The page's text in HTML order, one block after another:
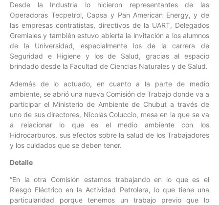
Desde la Industria lo hicieron representantes de las
Operadoras Tecpetrol, Capsa y Pan American Energy, y de
las empresas contratistas, directivos de la UART, Delegados
Gremiales y también estuvo abierta la invitación a los alumnos
de la Universidad, especialmente los de la carrera de
Seguridad e Higiene y los de Salud, gracias al espacio
brindado desde la Facultad de Ciencias Naturales y de Salud.
Además de lo actuado, en cuanto a la parte de medio
ambiente, se abrió una nueva Comisión de Trabajo donde va a
participar el Ministerio de Ambiente de Chubut a través de
uno de sus directores, Nicolás Coluccio, mesa en la que se va
a relacionar lo que es el medio ambiente con los
Hidrocarburos, sus efectos sobre la salud de los Trabajadores
y los cuidados que se deben tener.
Detalle
“En la otra Comisión estamos trabajando en lo que es el
Riesgo Eléctrico en la Actividad Petrolera, lo que tiene una
particularidad porque tenemos un trabajo previo que lo